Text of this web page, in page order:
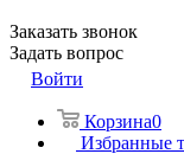
Заказать звонок
Задать вопрос
Войти
Корзина0
Избранные